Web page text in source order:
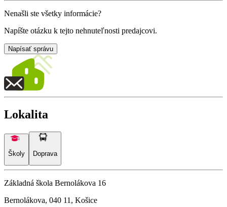
Nenašli ste všetky informácie?
Napíšte otázku k tejto nehnuteľnosti predajcovi.
Napísať správu
Lokalita
Školy Doprava
Základná škola Bernolákova 16
Bernolákova, 040 11, Košice